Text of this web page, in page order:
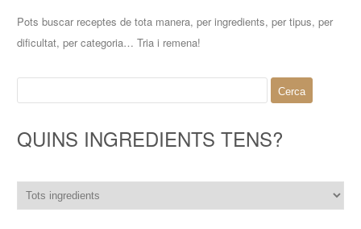
Pots buscar receptes de tota manera, per ingredients, per tipus, per
dificultat, per categoria… Tria i remena!
QUINS INGREDIENTS TENS?